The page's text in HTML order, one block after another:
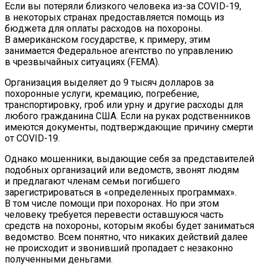
Если вы потеряли близкого человека из-за COVID-19,
в некоторых странах предоставляется помощь из
бюджета для оплаты расходов на похороны.
В американском государстве, к примеру, этим
занимается Федеральное агентство по управлению
в чрезвычайных ситуациях (FEMA).
Организация выделяет до 9 тысяч долларов за
похоронные услуги, кремацию, погребение,
транспортировку, гроб или урну и другие расходы для
любого гражданина США. Если на руках родственников
имеются документы, подтверждающие причину смерти
от COVID-19.
Однако мошенники, выдающие себя за представителей
подобных организаций или ведомств, звонят людям
и предлагают членам семьи погибшего
зарегистрироваться в «определенных программах».
В том числе помощи при похоронах. Но при этом
человеку требуется перевести оставшуюся часть
средств на похороны, которым якобы будет заниматься
ведомство. Всем понятно, что никаких действий далее
не происходит и звонивший пропадает с незаконно
полученными деньгами.